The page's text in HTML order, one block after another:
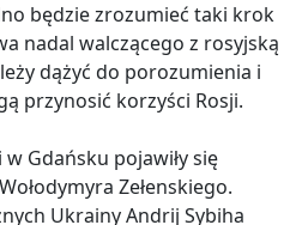
będzie zrozumieć taki krok
nadal walczącego z rosyjską
dążyć do porozumienia i
przynosić korzyści Rosji.
Gdańsku pojawiły się
Zełenskiego.
Ukrainy Andrij Sybiha